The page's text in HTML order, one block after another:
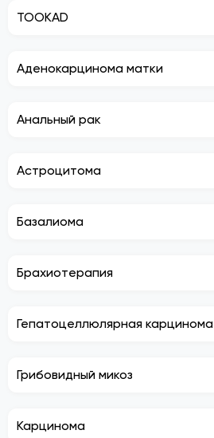
TOOKAD
Аденокарцинома матки
Анальный рак
Астроцитома
Базалиома
Брахиотерапия
Гепатоцеллюлярная карцинома
Грибовидный микоз
Карцинома